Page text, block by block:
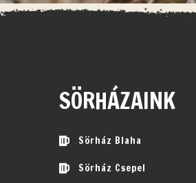
SÖRHÁZAINK
Sörház Blaha
Sörház Csepel